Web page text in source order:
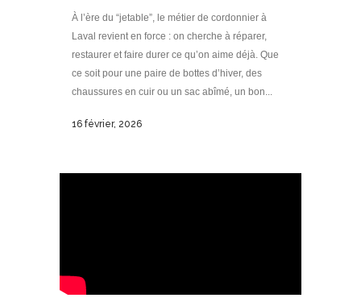
À l’ère du “jetable”, le métier de cordonnier à
Laval revient en force : on cherche à réparer,
restaurer et faire durer ce qu’on aime déjà. Que
ce soit pour une paire de bottes d’hiver, des
chaussures en cuir ou un sac abîmé, un bon...
16 février, 2026